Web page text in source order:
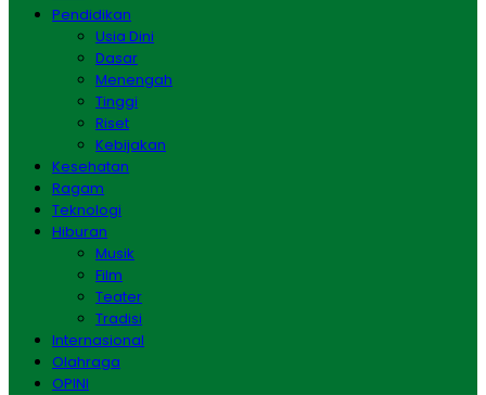
Pendidikan
Usia Dini
Dasar
Menengah
Tinggi
Riset
Kebijakan
Kesehatan
Ragam
Teknologi
Hiburan
Musik
Film
Teater
Tradisi
Internasional
Olahraga
OPINI